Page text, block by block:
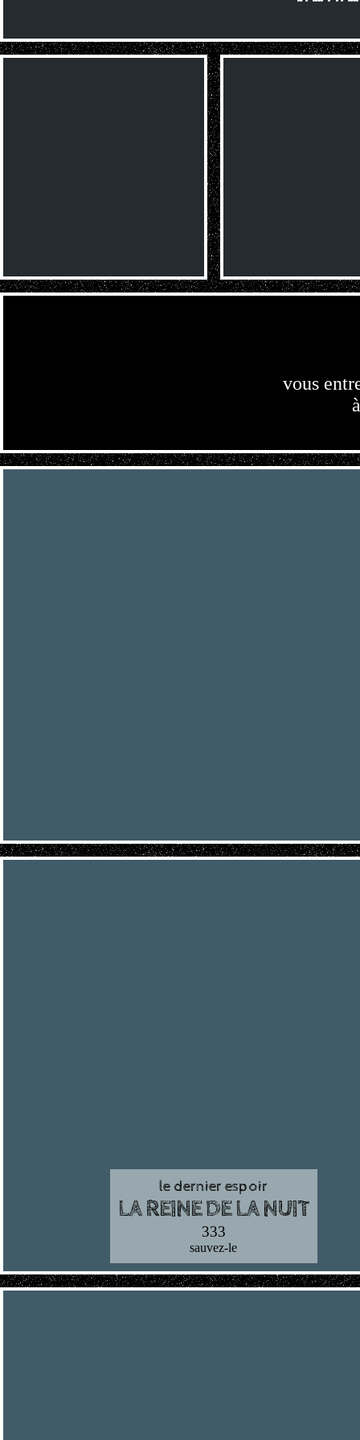
vous
LA REINE DE LA NUIT
le dernier espoir
333
sauvez-le